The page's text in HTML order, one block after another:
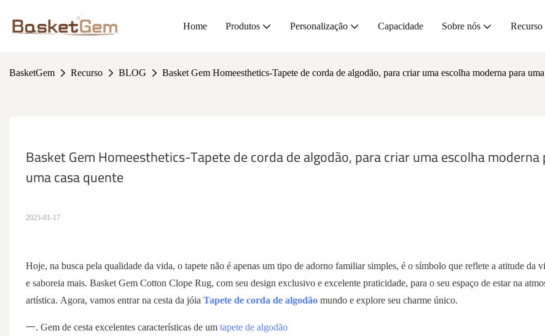
Home Produtos Personalização Capacidade Sobre nós Recurso
BasketGem Recurso BLOG Basket Gem Homeesthetics-Tapete de corda de algodão, para criar uma escolha moderna para
Basket Gem Homeesthetics-Tapete de corda de algodão, para criar uma escolha moderna
uma casa quente
2025-01-17
Hoje, na busca pela qualidade da vida, o tapete não é apenas um tipo de adorno familiar simples, é o símbolo que reflete a atitude da
e saboreia mais. Basket Gem Cotton Clope Rug, com seu design exclusivo e excelente praticidade, para o seu espaço de estar na
artística. Agora, vamos entrar na cesta da jóia Tapete de corda de algodão mundo e explore seu charme único.
一. Gem de cesta excelentes características de um tapete de algodão